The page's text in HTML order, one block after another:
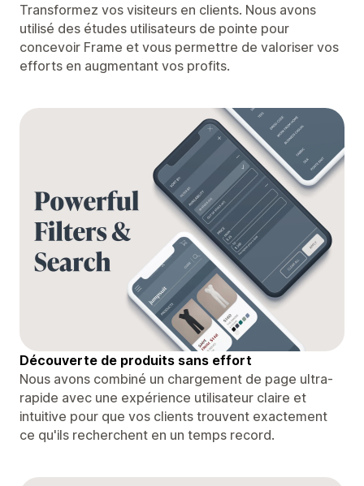
Transformez vos visiteurs en clients. Nous avons
utilisé des études utilisateurs de pointe pour
concevoir Frame et vous permettre de valoriser vos
efforts en augmentant vos profits.
Découverte de produits sans effort
Nous avons combiné un chargement de page ultra-
rapide avec une expérience utilisateur claire et
intuitive pour que vos clients trouvent exactement
ce qu'ils recherchent en un temps record.